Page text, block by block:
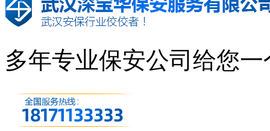
多年专业保安公司 给您一